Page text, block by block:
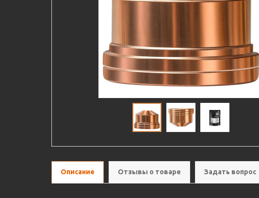
Описание Отзывы о товаре Задать вопрос